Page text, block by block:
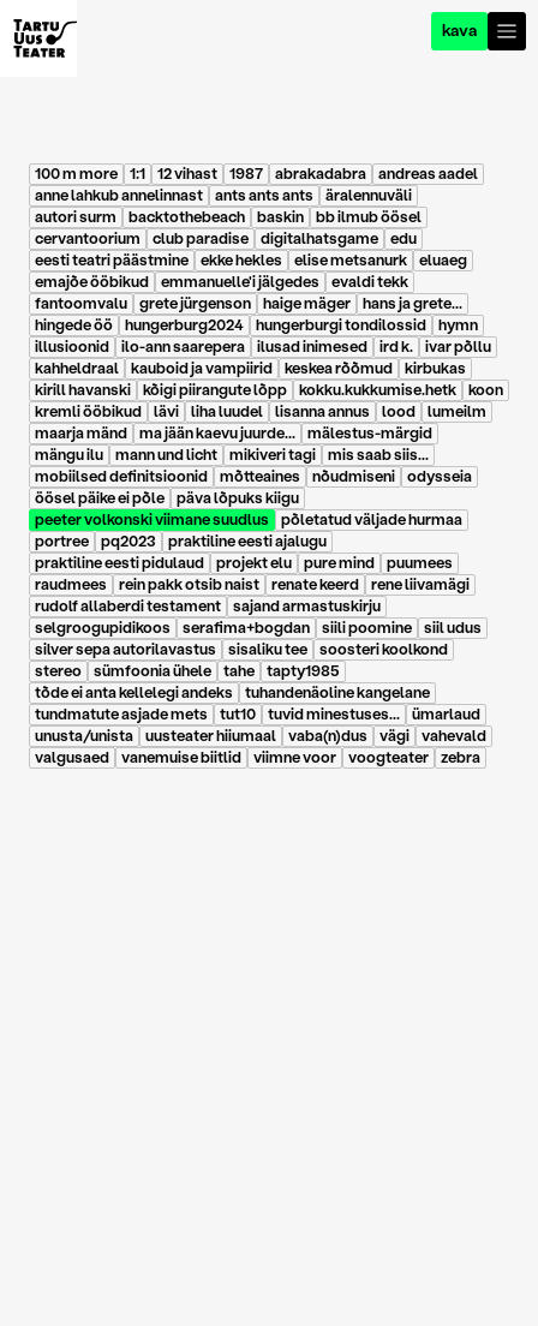
kava
100 m more 1:1 12 vihast 1987 abrakadabra
andreas aadel
anne lahkub annelinnast
ants ants ants
äralennuväli
autori surm
backtothebeach baskin
bb ilmub öösel
cervantoorium
club paradise digitalhatsgame
edu
eesti teatri päästmine
ekke hekles elise metsanurk
eluaeg
emajõe ööbikud
emmanuelle'i jälgedes
evaldi tekk
fantoomvalu
grete jürgenson haige mäger
hans ja grete...
hingede öö
hungerburg2024 hungerburgi tondilossid
hymn
illusioonid
ilo-ann saarepera ilusad inimesed ird k.
ivar põllu
kahheldraal
kauboid ja vampiirid keskea rõõmud
kirbukas
kirill havanski
kõigi piirangute lõpp kokku.kukkumise.hetk
koon
kremli ööbikud
lävi liha luudel lisanna annus lood
lumeilm
maarja mänd
ma jään kaevu juurde...
mälestus-märgid
mängu ilu
mann und licht mikiveri tagi
mis saab siis...
mobiilsed definitsioonid
mõtteaines nõudmiseni
odysseia
öösel päike ei põle
päva lõpuks kiigu
peeter volkonski viimane suudlus
põletatud väljade hurmaa
portree
pq2023
praktiline eesti ajalugu
praktiline eesti pidulaud
projekt elu pure mind
puumees
raudmees
rein pakk otsib naist renate keerd
rene liivamägi
rudolf allaberdi testament
sajand armastuskirju
selgroogupidikoos
serafima+bogdan siili poomine
siil udus
silver sepa autorilavastus
sisaliku tee
soosteri koolkond
stereo
sümfoonia ühele tahe
tapty1985
tõde ei anta kellelegi andeks
tuhandenäoline kangelane
tundmatute asjade mets
tut10 tuvid minestuses...
ümarlaud
unusta/unista
uusteater hiiumaal vaba(n)dus vägi
vahevald
valgusaed
vanemuise biitlid viimne voor voogteater zebra